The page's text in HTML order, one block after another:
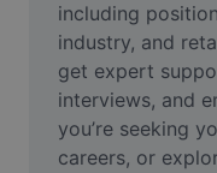
AI Inpainting
Face Cutout
Vídeo
including
industry, and
get expert
interviews, and
you’re seeking
careers, or